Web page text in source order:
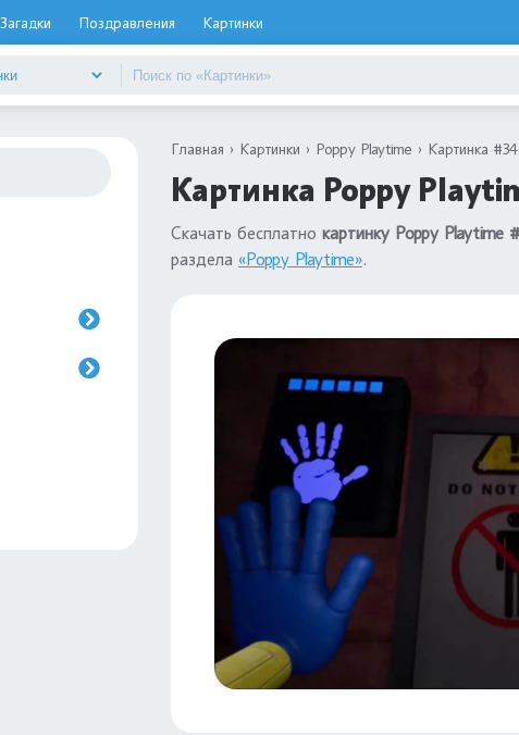
Загадки Поздравления Картинки
Главная Картинки Poppy Playtime Картинка
Картинка Poppy
Скачать бесплатно картинку Poppy Playtime
раздела «Poppy Playtime».